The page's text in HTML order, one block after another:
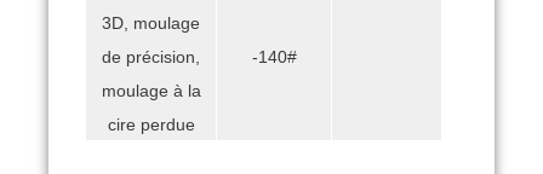
3D, moulage
de précision,
moulage à la
cire perdue
-140#